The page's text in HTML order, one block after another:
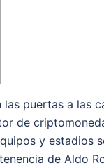
puertas a las
de
y estadios
de Aldo